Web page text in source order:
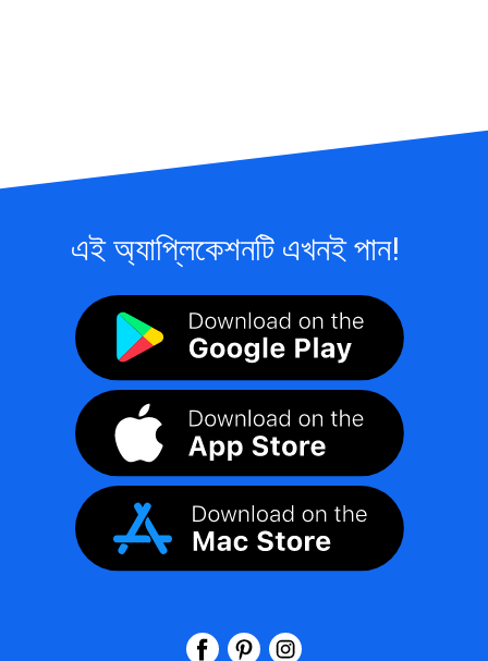
এই অ্যাপ্লিকেশনটি এখনই পান!